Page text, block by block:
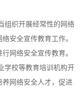
织开展经常性的网络
安全宣传教育工作。
网络安全宣传教育。
校等教育培训机构开
网络安全人才，促进